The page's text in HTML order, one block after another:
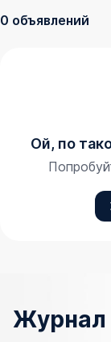
0 объявлений
Ой, по
Журнал